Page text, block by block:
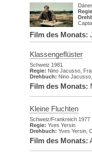
Film des Monats:
Klassengeflüster
Schweiz 1981
Regie: Nino Jacusso,
Drehbuch: Nino
Film des Monats:
Kleine Fluchten
Schweiz/Frankreich 1977
Regie: Yves Yersin
Drehbuch: Yves Yersin,
Film des Monats: